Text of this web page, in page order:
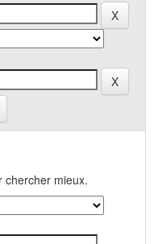
chercher mieux.